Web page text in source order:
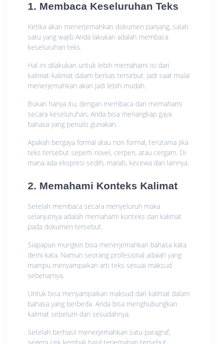
1. Membaca Keseluruhan Teks
Ketika akan menerjemahkan dokumen panjang, salah
satu yang wajib Anda lakukan adalah membaca
keseluruhan teks.
Hal ini dilakukan untuk lebih memahami isi dari
kalimat-kalimat dalam berkas tersebut. Jadi saat mulai
menerjemahkan akan jadi lebih mudah.
Bukan hanya itu, dengan membaca dan memahami
secara keseluruhan, Anda bisa menangkap gaya
bahasa yang penulis gunakan.
Apakah bergaya formal atau non formal, terutama jika
teks tersebut seperti novel, cerpen, atau cergam. Di
mana ada ekspresi sedih, marah, kecewa dan lainnya.
2. Memahami Konteks Kalimat
Setelah membaca secara menyeluruh maka
selanjutnya adalah memahami konteks dari kalimat
pada dokumen tersebut.
Siapapun mungkin bisa menerjemahkan bahasa kata
demi kata. Namun seorang profesional adalah yang
mampu menyampaikan arti teks sesuai maksud
sebenarnya.
Untuk bisa menyampaikan maksud dari kalimat dalam
bahasa yang berbeda. Anda bisa menghubungkan
kalimat sebelum dan sesudahnya.
Setelah berhasil menerjemahkan satu paragraf,